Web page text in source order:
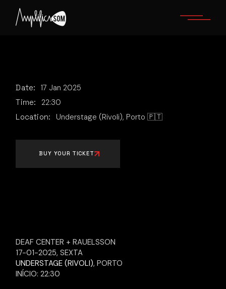
content
Date: 17 Jan 2025
Time: 22:30
Location: Understage (Rivoli), Porto 🇵🇹
BUY YOUR TICKET
DEAF CENTER + RAUELSSON
17-01-2025, SEXTA
UNDERSTAGE (RIVOLI), PORTO
INÍCIO: 22:30